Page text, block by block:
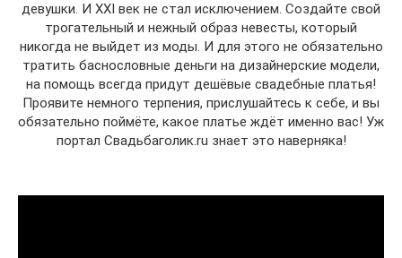
девушки. И XXI век не стал исключением. Создайте свой
трогательный и нежный образ невесты, который
никогда не выйдет из моды. И для этого не обязательно
тратить баснословные деньги на дизайнерские модели,
на помощь всегда придут дешёвые свадебные платья!
Проявите немного терпения, прислушайтесь к себе, и вы
обязательно поймёте, какое платье ждёт именно вас! Уж
портал Свадьбаголик.ru знает это наверняка!